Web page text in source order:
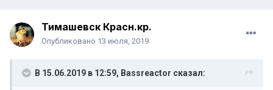
Тимашевск Красн.кр.
Опубликовано 13 июля, 2019
В 15.06.2019 в 12:59, Bassreactor сказал: